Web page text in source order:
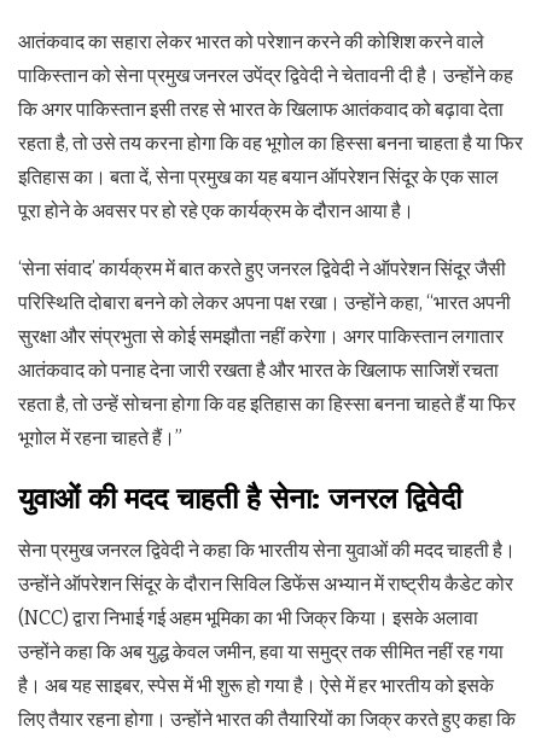
आतंकवाद का सहारा लेकर भारत को परेशान करने की कोशिश करने वाले
पाकिस्तान को सेना प्रमुख जनरल उपेंद्र द्विवेदी ने चेतावनी दी है। उन्होंने कह
कि अगर पाकिस्तान इसी तरह से भारत के खिलाफ आतंकवाद को बढ़ावा देता
रहता है, तो उसे तय करना होगा कि वह भूगोल का हिस्सा बनना चाहता है या फिर
इतिहास का। बता दें, सेना प्रमुख का यह बयान ऑपरेशन सिंदूर के एक साल
पूरा होने के अवसर पर हो रहे एक कार्यक्रम के दौरान आया है।
‘सेना संवाद’ कार्यक्रम में बात करते हुए जनरल द्विवेदी ने ऑपरेशन सिंदूर जैसी
परिस्थिति दोबारा बनने को लेकर अपना पक्ष रखा। उन्होंने कहा, “भारत अपनी
सुरक्षा और संप्रभुता से कोई समझौता नहीं करेगा। अगर पाकिस्तान लगातार
आतंकवाद को पनाह देना जारी रखता है और भारत के खिलाफ साजिशें रचता
रहता है, तो उन्हें सोचना होगा कि वह इतिहास का हिस्सा बनना चाहते हैं या फिर
भूगोल में रहना चाहते हैं।”
युवाओं की मदद चाहती है सेना: जनरल द्विवेदी
सेना प्रमुख जनरल द्विवेदी ने कहा कि भारतीय सेना युवाओं की मदद चाहती है।
उन्होंने ऑपरेशन सिंदूर के दौरान सिविल डिफेंस अभ्यान में राष्ट्रीय कैडेट कोर
(NCC) द्वारा निभाई गई अहम भूमिका का भी जिक्र किया। इसके अलावा
उन्होंने कहा कि अब युद्ध केवल जमीन, हवा या समुद्र तक सीमित नहीं रह गया
है। अब यह साइबर, स्पेस में भी शुरू हो गया है। ऐसे में हर भारतीय को इसके
लिए तैयार रहना होगा। उन्होंने भारत की तैयारियों का जिक्र करते हुए कहा कि